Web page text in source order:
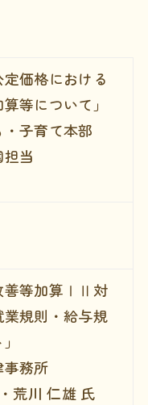
価格における
等について」
・子育て本部
当
善等加算ⅠⅡ対
規則・給与規
務所
荒川 仁雄 氏